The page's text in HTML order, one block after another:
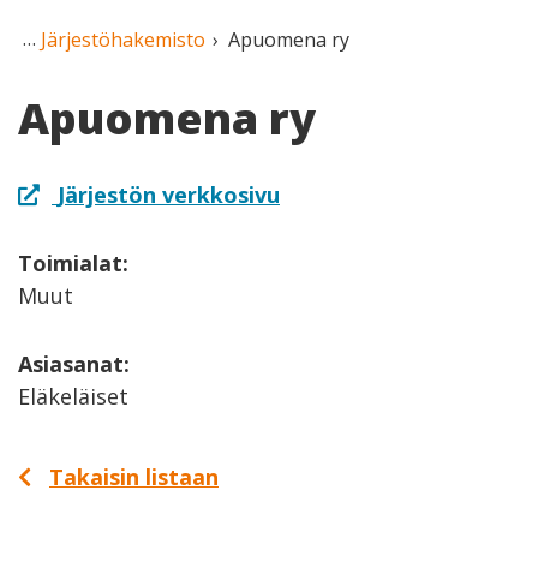
Järjestöhakemisto Apuomena ry
Apuomena ry
Järjestön verkkosivu
Toimialat:
Muut
Asiasanat:
Eläkeläiset
Takaisin listaan